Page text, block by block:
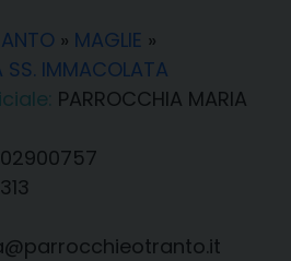
» MAGLIE »
SS. IMMACOLATA
PARROCCHIA MARIA